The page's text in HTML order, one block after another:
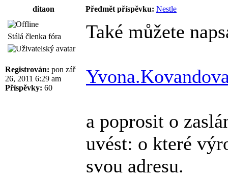
ditaon Předmět příspěvku: Nestle
Stálá členka fóra
Registrován: pon zář
26, 2011 6:29 am
Příspěvky: 60
Také můžete
a poprosit o
uvést: o které
svou adresu.